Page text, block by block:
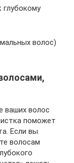
волос)
ваших волос
поможет
Если вы
волосам